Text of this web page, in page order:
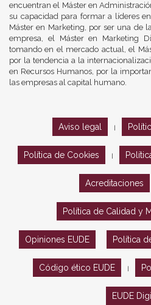
encuentran el Máster en
su capacidad para formar a líderes
Máster en Marketing, por ser una de
empresa, el Máster en Marketing
tomando en el mercado actual, el
por la tendencia a la
en Recursos Humanos, por la
las empresas al capital humano.
Aviso legal
Política de Cookies
Acreditaciones
Política de Calidad y
Opiniones EUDE Política
Código ético EUDE
EUDE